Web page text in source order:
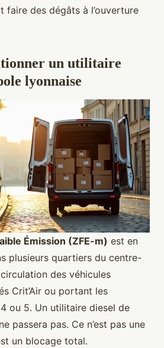
faire des dégâts à l’ouverture
un utilitaire
lyonnaise
Émission (ZFE-m) est en
plusieurs quartiers du centre-
des véhicules
Crit’Air ou portant les
ou 5. Un utilitaire diesel de
passera pas. Ce n’est pas une
un blocage total.